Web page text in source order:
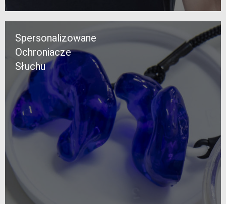
Spersonalizowane
Ochroniacze
Słuchu